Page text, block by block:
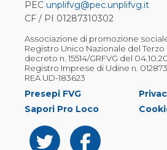
PEC unplifvg@pec.unplifvg.it
CF / PI 01287310302
Associazione di promozione
Registro Unico Nazionale del
decreto n. 15514/GRFVG del
Registro Imprese di Udine n.
REA UD-183623
Presepi FVG
Sapori Pro Loco